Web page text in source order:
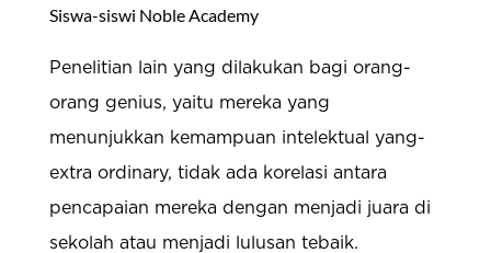
Siswa-siswi Noble Academy
Penelitian lain yang dilakukan bagi orang-
orang genius, yaitu mereka yang
menunjukkan kemampuan intelektual yang-
extra ordinary, tidak ada korelasi antara
pencapaian mereka dengan menjadi juara di
sekolah atau menjadi lulusan tebaik.